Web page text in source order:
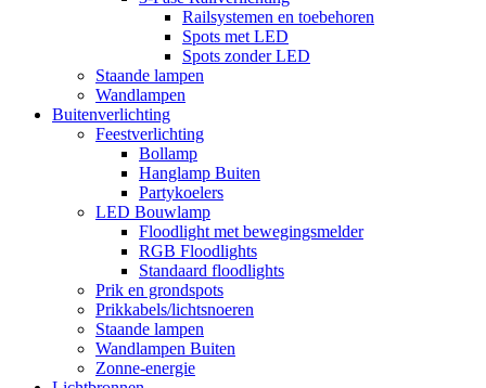
Railsystemen en toebehoren
Spots met LED
Spots zonder LED
Staande lampen
Wandlampen
Buitenverlichting
Feestverlichting
Bollamp
Hanglamp Buiten
Partykoelers
LED Bouwlamp
Floodlight met bewegingsmelder
RGB Floodlights
Standaard floodlights
Prik en grondspots
Prikkabels/lichtsnoeren
Staande lampen
Wandlampen Buiten
Zonne-energie